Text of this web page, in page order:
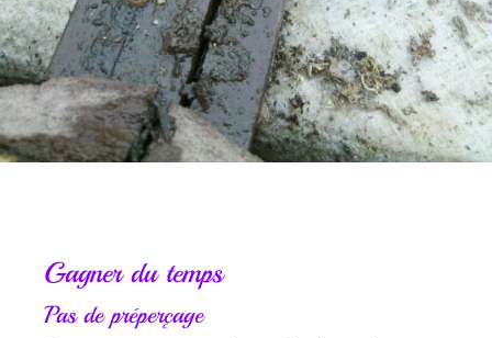
Gagner du temps
Pas de préperçage